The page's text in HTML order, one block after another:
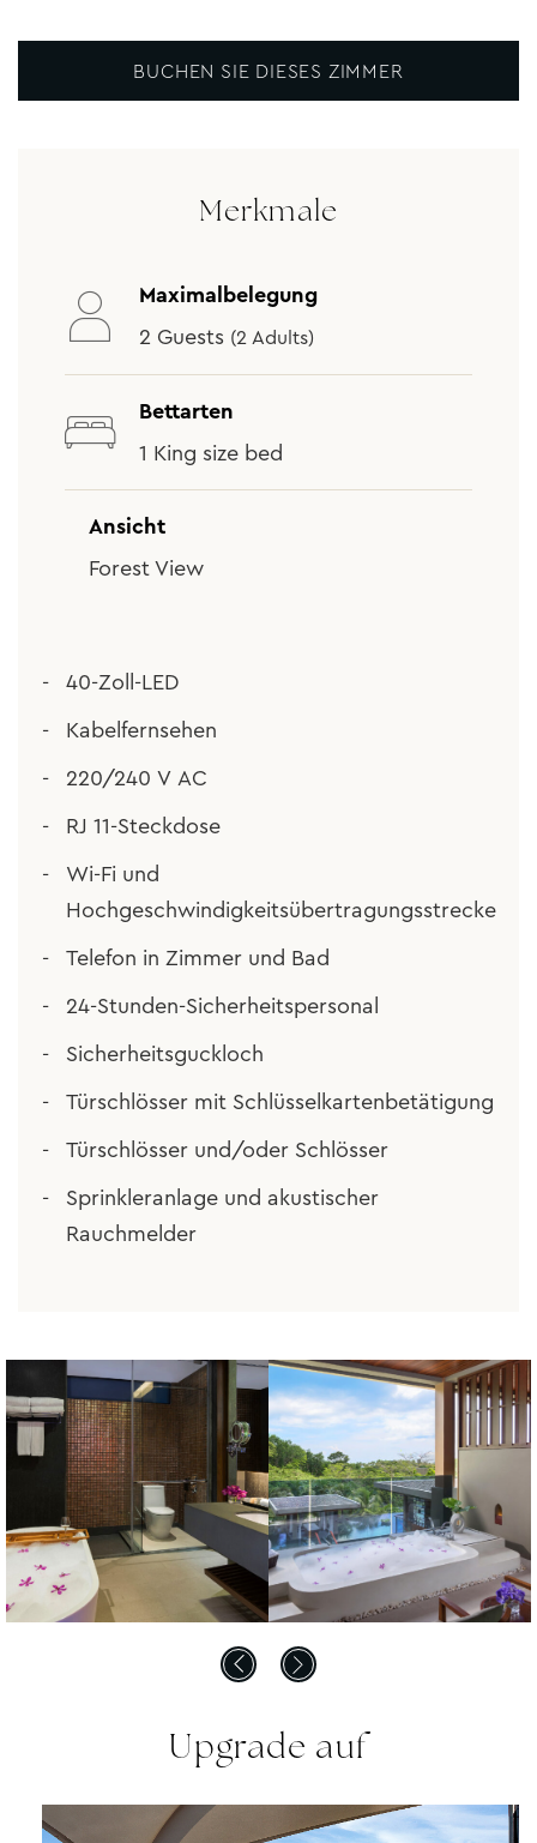
BUCHEN SIE DIESES ZIMMER
Merkmale
Maximalbelegung
2 Guests (2 Adults)
Bettarten
1 King size bed
Ansicht
Forest View
40-Zoll-LED
Kabelfernsehen
220/240 V AC
RJ 11-Steckdose
Wi-Fi und
Hochgeschwindigkeitsübertragungsstrecke
Telefon in Zimmer und Bad
24-Stunden-Sicherheitspersonal
Sicherheitsguckloch
Türschlösser mit Schlüsselkartenbetätigung
Türschlösser und/oder Schlösser
Sprinkleranlage und akustischer
Rauchmelder
Upgrade auf